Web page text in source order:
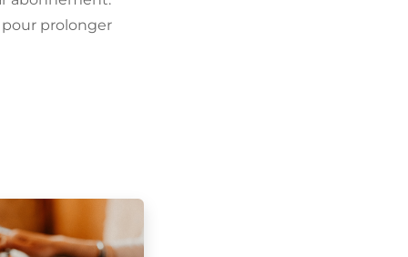
prolonger